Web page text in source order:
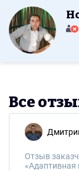
Все
Отзыв
«Адаптивная